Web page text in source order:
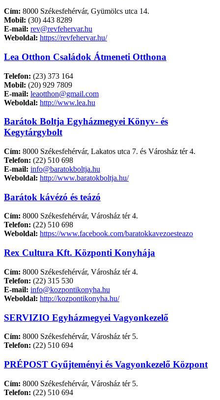
Cím: 8000 Székesfehérvár, Gyümölcs utca 14.
Mobil: (30) 443 8289
E-mail: rev@revfehervar.hu
Weboldal: https://revfehervar.hu/
Lea Otthon Családok Átmeneti Otthona
Telefon: (23) 373 164
Mobil: (20) 929 7809
E-mail: leaotthon@gmail.com
Weboldal: http://www.lea.hu
Barátok Boltja Egyházmegyei Könyv- és
Kegytárgybolt
Cím: 8000 Székesfehérvár, Lakatos utca 7. és Városház tér 4.
Telefon: (22) 510 698
E-mail: info@baratokboltja.hu
Weboldal: http://www.baratokboltja.hu/
Barátok kávézó és teázó
Cím: 8000 Székesfehérvár, Városház tér 4.
Telefon: (22) 510 698
Weboldal: https://www.facebook.com/baratokkavezoesteazo
Rex Cultura Kft. Központi Konyhája
Cím: 8000 Székesfehérvár, Városház tér 4.
Telefon: (22) 315 530
E-mail: info@kozpontikonyha.hu
Weboldal: http://kozpontikonyha.hu/
SERVIZIO Egyházmegyei Vagyonkezelő
Cím: 8000 Székesfehérvár, Városház tér 5.
Telefon: (22) 510 694
PRÉPOST Gyűjteményi és Vagyonkezelő Központ
Cím: 8000 Székesfehérvár, Városház tér 5.
Telefon: (22) 510 694